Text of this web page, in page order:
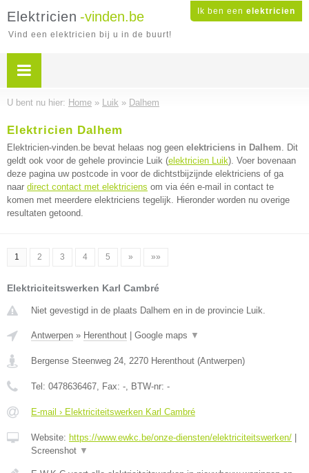
Ik ben een elektricien
Elektricien -vinden.be
Vind een elektricien bij u in de buurt!
U bent nu hier: Home » Luik » Dalhem
Elektricien Dalhem
Elektricien-vinden.be bevat helaas nog geen elektriciens in Dalhem. Dit
geldt ook voor de gehele provincie Luik (elektricien Luik). Voer bovenaan
deze pagina uw postcode in voor de dichtstbijzijnde elektriciens of ga
naar direct contact met elektriciens om via één e-mail in contact te
komen met meerdere elektriciens tegelijk. Hieronder worden nu overige
resultaten getoond.
1 2 3 4 5 » »»
Elektriciteitswerken Karl Cambré
Niet gevestigd in de plaats Dalhem en in de provincie Luik.
Antwerpen » Herenthout Google maps ▼
Bergense Steenweg 24, 2270 Herenthout (Antwerpen)
Tel: 0478636467, Fax: -, BTW-nr: -
E-mail › Elektriciteitswerken Karl Cambré
Website: https://www.ewkc.be/onze-diensten/elektriciteitswerken/
Screenshot ▼